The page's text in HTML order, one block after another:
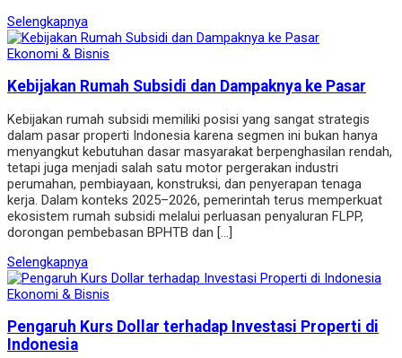
Selengkapnya
Ekonomi & Bisnis
Kebijakan Rumah Subsidi dan Dampaknya ke Pasar
Kebijakan rumah subsidi memiliki posisi yang sangat strategis
dalam pasar properti Indonesia karena segmen ini bukan hanya
menyangkut kebutuhan dasar masyarakat berpenghasilan rendah,
tetapi juga menjadi salah satu motor pergerakan industri
perumahan, pembiayaan, konstruksi, dan penyerapan tenaga
kerja. Dalam konteks 2025–2026, pemerintah terus memperkuat
ekosistem rumah subsidi melalui perluasan penyaluran FLPP,
dorongan pembebasan BPHTB dan […]
Selengkapnya
Ekonomi & Bisnis
Pengaruh Kurs Dollar terhadap Investasi Properti di
Indonesia